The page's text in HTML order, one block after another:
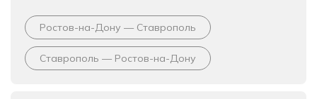
Ростов-на-Дону — Ставрополь
Ставрополь — Ростов-на-Дону